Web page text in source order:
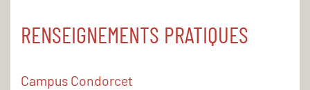
RENSEIGNEMENTS PRATIQUES
Campus Condorcet